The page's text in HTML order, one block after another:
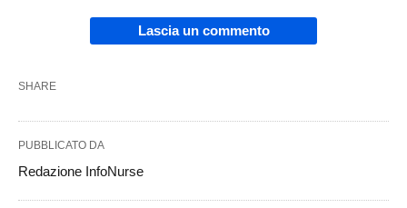
Lascia un commento
SHARE
PUBBLICATO DA
Redazione InfoNurse